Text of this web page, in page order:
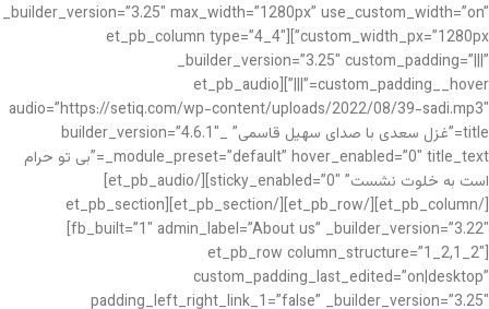
_builder_version=”3.25″ max_width=”1280px” use_custom_width=”on”
custom_width_px=”1280px”][et_pb_column type=”4_4″
_builder_version=”3.25″ custom_padding=”|||”
custom_padding__hover=”|||”][et_pb_audio
audio=”https://setiq.com/wp-content/uploads/2022/08/39-sadi.mp3″
title=”غزل سعدی با صدای سهیل قاسمی” _builder_version=”4.6.1″
_module_preset=”default” hover_enabled=”0″ title_text=”بی تو حرام
است به خلوت نشست” sticky_enabled=”0″][/et_pb_audio]
[/et_pb_column][/et_pb_row][/et_pb_section][et_pb_section
fb_built=”1″ admin_label=”About us” _builder_version=”3.22″]
[et_pb_row column_structure=”1_2,1_2″
custom_padding_last_edited=”on|desktop”
padding_left_right_link_1=”false” _builder_version=”3.25″